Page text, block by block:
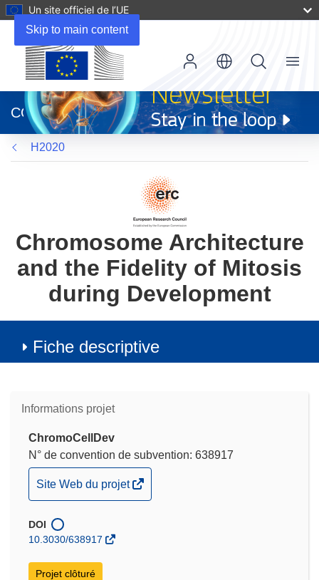
Skip to main content
Un site officiel de l’UE
dans
une
nouvelle
fenêtre)
CORDIS
Menu
H2020
Chromosome Architecture
and the Fidelity of Mitosis
during Development
Fiche descriptive
Informations projet
ChromoCellDev
N° de convention de subvention: 638917
(s’ouvre
dans
une
nouvelle
Site Web du projet
DOI
10.3030/638917
Projet clôturé